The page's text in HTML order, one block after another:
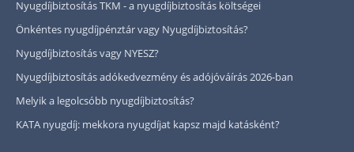
Nyugdíjbiztosítás TKM - a nyugdíjbiztosítás költségei
Önkéntes nyugdíjpénztár vagy Nyugdíjbiztosítás?
Nyugdíjbiztosítás vagy NYESZ?
Nyugdíjbiztosítás adókedvezmény és adójóváírás 2026-ban
Melyik a legolcsóbb nyugdíjbiztosítás?
KATA nyugdíj: mekkora nyugdíjat kapsz majd katásként?